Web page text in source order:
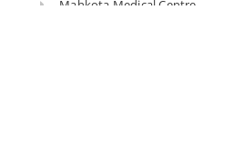
Mahkota Medical Centre